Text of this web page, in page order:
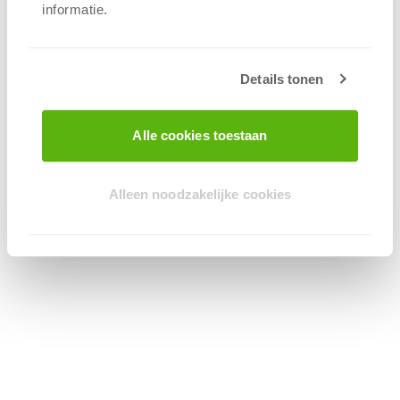
informatie.
Details tonen
Alle cookies toestaan
Alleen noodzakelijke cookies